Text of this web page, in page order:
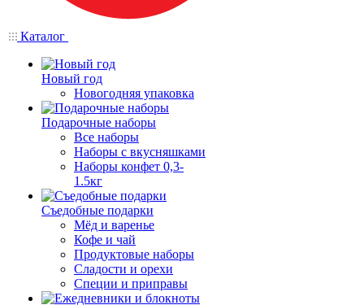
Каталог
Новый год
Новогодняя упаковка
Подарочные наборы
Все наборы
Наборы с вкусняшками
Наборы конфет 0,3-
1.5кг
Съедобные подарки
Мёд и варенье
Кофе и чай
Продуктовые наборы
Сладости и орехи
Специи и приправы